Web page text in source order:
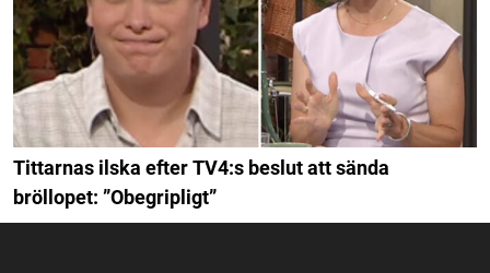
Tittarnas ilska efter TV4:s beslut att sända
bröllopet: ”Obegripligt”